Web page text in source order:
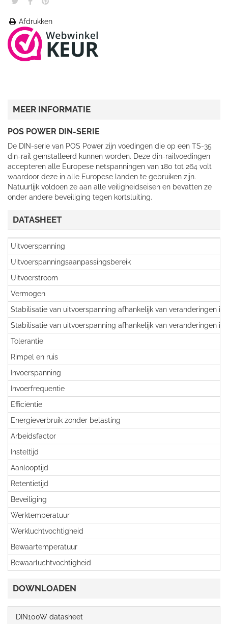
Afdrukken
MEER INFORMATIE
POS POWER DIN-SERIE
De DIN-serie van POS Power zijn voedingen die op een TS-35
din-rail geïnstalleerd kunnen worden. Deze din-railvoedingen
accepteren alle Europese netspanningen van 180 tot 264 volt
waardoor deze in alle Europese landen te gebruiken zijn.
Natuurlijk voldoen ze aan alle veiligheidseisen en bevatten ze
onder andere beveiliging tegen kortsluiting.
DATASHEET
Uitvoerspanning
Uitvoerspanningsaanpassingsbereik
Uitvoerstroom
Vermogen
Stabilisatie van uitvoerspanning afhankelijk van veranderingen in
Stabilisatie van uitvoerspanning afhankelijk van veranderingen in
Tolerantie
Rimpel en ruis
Invoerspanning
Invoerfrequentie
Efficiëntie
Energieverbruik zonder belasting
Arbeidsfactor
Insteltijd
Aanlooptijd
Retentietijd
Beveiliging
Werktemperatuur
Werkluchtvochtigheid
Bewaartemperatuur
Bewaarluchtvochtigheid
DOWNLOADEN
DIN100W datasheet